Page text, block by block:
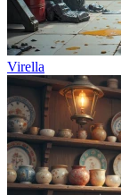
Virella